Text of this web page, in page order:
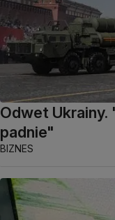
Odwet
padnie"
BIZNES